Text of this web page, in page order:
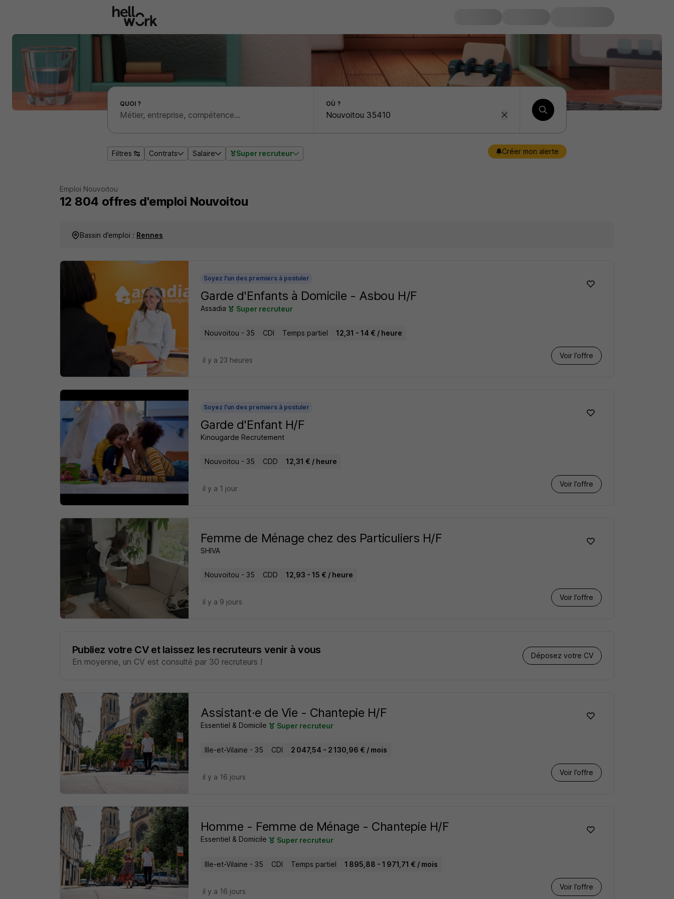
Effectuer une recherche d'emploi par localité
QUOI ? OÙ ?
Filtres Contrats Salaire Super recruteur Créer mon alerte
Emploi Nouvoitou
12 804 offres d'emploi Nouvoitou
Bassin d’emploi : Rennes
Soyez l'un des premiers à postuler
Garde d'Enfants à Domicile - Asbou H/F
Assadia Super recruteur
Nouvoitou - 35 CDI Temps partiel 12,31 - 14 € / heure
Voir l’offre
il y a 23 heures
Soyez l'un des premiers à postuler
Garde d'Enfant H/F
Kinougarde Recrutement
Nouvoitou - 35 CDD 12,31 € / heure
Voir l’offre
il y a 1 jour
Femme de Ménage chez des Particuliers H/F
SHIVA
Nouvoitou - 35 CDD 12,93 - 15 € / heure
Voir l’offre
il y a 9 jours
Publiez votre CV et laissez les recruteurs venir à vous
En moyenne, un CV est consulté par 30 recruteurs !
Déposez votre CV
Assistant·e de Vie - Chantepie H/F
Essentiel & Domicile Super recruteur
Ille-et-Vilaine - 35 CDI 2 047,54 - 2 130,96 € / mois
Voir l’offre
il y a 16 jours
Homme - Femme de Ménage - Chantepie H/F
Essentiel & Domicile Super recruteur
Ille-et-Vilaine - 35 CDI Temps partiel 1 895,88 - 1 971,71 € / mois
Voir l’offre
il y a 16 jours